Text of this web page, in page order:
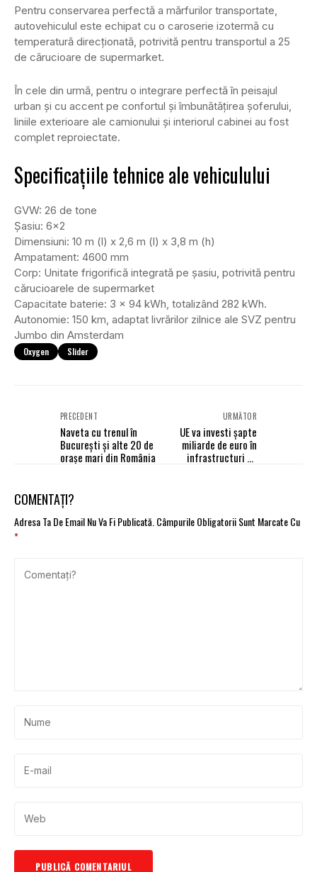
Pentru conservarea perfectă a mărfurilor transportate,
autovehiculul este echipat cu o caroserie izotermă cu
temperatură direcționată, potrivită pentru transportul a 25
de cărucioare de supermarket.
În cele din urmă, pentru o integrare perfectă în peisajul
urban și cu accent pe confortul și îmbunătățirea șoferului,
liniile exterioare ale camionului și interiorul cabinei au fost
complet reproiectate.
Specificațiile tehnice ale vehiculului
GVW: 26 de tone
Șasiu: 6×2
Dimensiuni: 10 m (l) x 2,6 m (l) x 3,8 m (h)
Ampatament: 4600 mm
Corp: Unitate frigorifică integrată pe șasiu, potrivită pentru
cărucioarele de supermarket
Capacitate baterie: 3 x 94 kWh, totalizând 282 kWh.
Autonomie: 150 km, adaptat livrărilor zilnice ale SVZ pentru
Jumbo din Amsterdam
Oxygen Slider
PRECEDENT
Naveta cu trenul în
București și alte 20 de
orașe mari din România
URMĂTOR
UE va investi şapte
miliarde de euro în
infrastructuri de
COMENTAȚI?
Adresa Ta De Email Nu Va Fi Publicată. Câmpurile Obligatorii Sunt Marcate Cu
*